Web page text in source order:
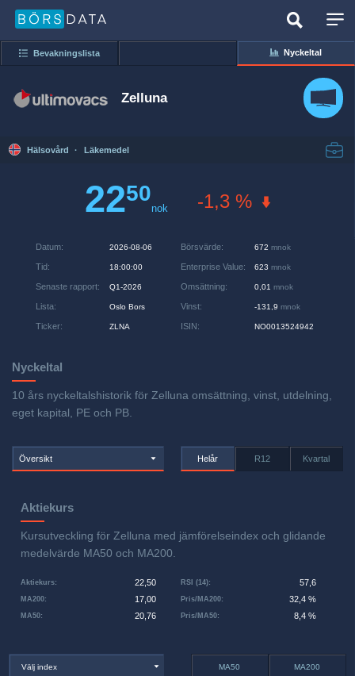
Bevakningslista Nyckeltal
Zelluna
Hälsovård · Läkemedel
2250
nok -1,3 %
Datum: 2026-08-06
Tid: 18:00:00
Senaste rapport: Q1-2026
Lista: Oslo Bors
Ticker: ZLNA
Börsvärde: 672 mnok
Enterprise Value: 623 mnok
Omsättning: 0,01 mnok
Vinst: -131,9 mnok
ISIN: NO0013524942
Nyckeltal
10 års nyckeltalshistorik för Zelluna omsättning, vinst, utdelning,
eget kapital, PE och PB.
Översikt Helår R12 Kvartal
Aktiekurs
Kursutveckling för Zelluna med jämförelseindex och glidande
medelvärde MA50 och MA200.
Aktiekurs: 22,50
MA50: 20,76
MA200: 17,00 Pris/MA200: 32,4 %
RSI (14): 57,6
Pris/MA50: 8,4 %
Välj index MA50 MA200